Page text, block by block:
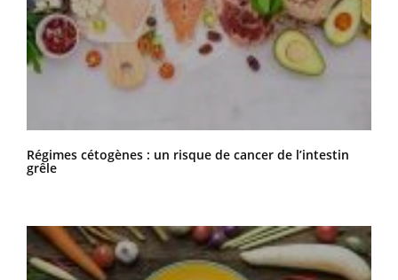
Régimes cétogènes : un risque de cancer de l’intestin
grêle